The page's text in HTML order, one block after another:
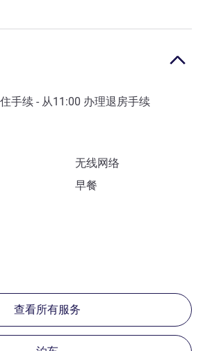
手续 - 从11:00 办理退房手续
无线网络
早餐
查看所有服务